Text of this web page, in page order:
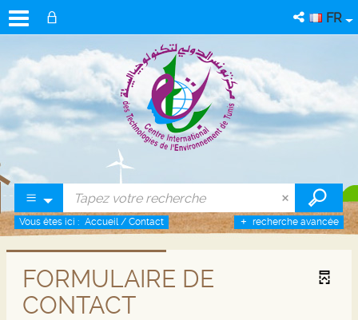
FR
recherche avancée
Vous êtes ici : Accueil / Contact
FORMULAIRE DE
CONTACT